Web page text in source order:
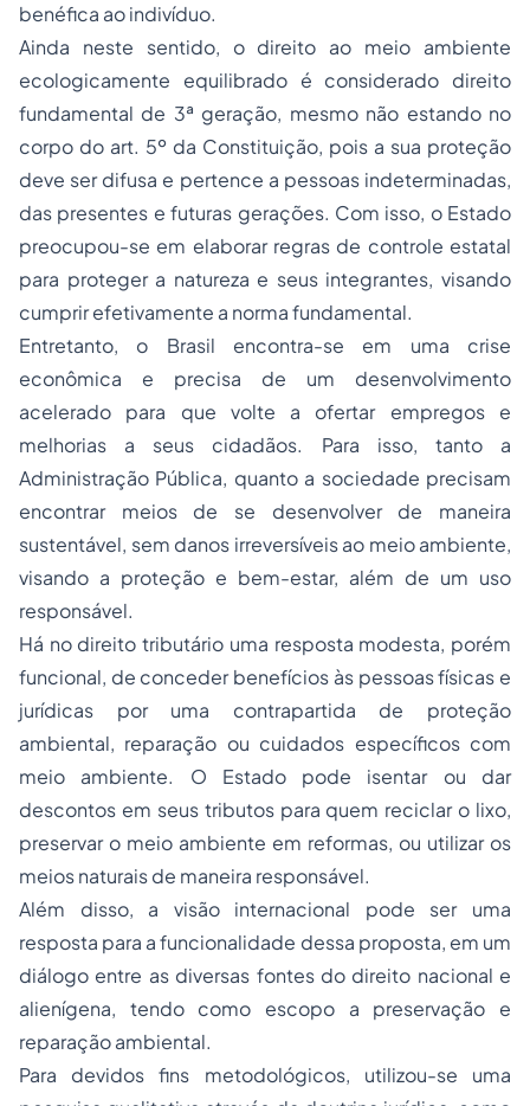
benéfica ao indivíduo.
Ainda neste sentido, o direito ao meio ambiente
ecologicamente equilibrado é considerado direito
fundamental de 3ª geração, mesmo não estando no
corpo do art. 5º da Constituição, pois a sua proteção
deve ser difusa e pertence a pessoas indeterminadas,
das presentes e futuras gerações. Com isso, o Estado
preocupou-se em elaborar regras de controle estatal
para proteger a natureza e seus integrantes, visando
cumprir efetivamente a norma fundamental.
Entretanto, o Brasil encontra-se em uma crise
econômica e precisa de um desenvolvimento
acelerado para que volte a ofertar empregos e
melhorias a seus cidadãos. Para isso, tanto a
Administração Pública, quanto a sociedade precisam
encontrar meios de se desenvolver de maneira
sustentável, sem danos irreversíveis ao meio ambiente,
visando a proteção e bem-estar, além de um uso
responsável.
Há no direito tributário uma resposta modesta, porém
funcional, de conceder benefícios às pessoas físicas e
jurídicas por uma contrapartida de proteção
ambiental, reparação ou cuidados específicos com
meio ambiente. O Estado pode isentar ou dar
descontos em seus tributos para quem reciclar o lixo,
preservar o meio ambiente em reformas, ou utilizar os
meios naturais de maneira responsável.
Além disso, a visão internacional pode ser uma
resposta para a funcionalidade dessa proposta, em um
diálogo entre as diversas fontes do direito nacional e
alienígena, tendo como escopo a preservação e
reparação ambiental.
Para devidos fins metodológicos, utilizou-se uma